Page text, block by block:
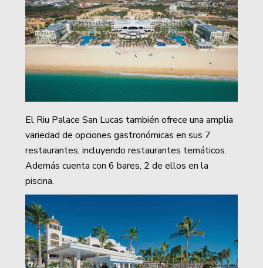
El Riu Palace San Lucas también ofrece una amplia
variedad de opciones gastronómicas en sus 7
restaurantes, incluyendo restaurantes temáticos.
Además cuenta con 6 bares, 2 de ellos en la
piscina.